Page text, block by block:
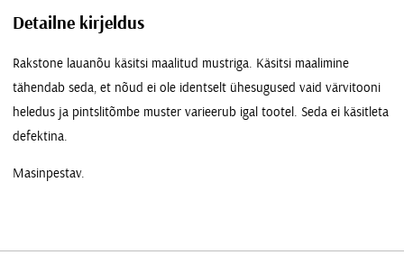
Detailne kirjeldus
Rakstone lauanõu käsitsi maalitud mustriga. Käsitsi maalimine
tähendab seda, et nõud ei ole identselt ühesugused vaid värvitooni
heledus ja pintslitõmbe muster varieerub igal tootel. Seda ei käsitleta
defektina.
Masinpestav.